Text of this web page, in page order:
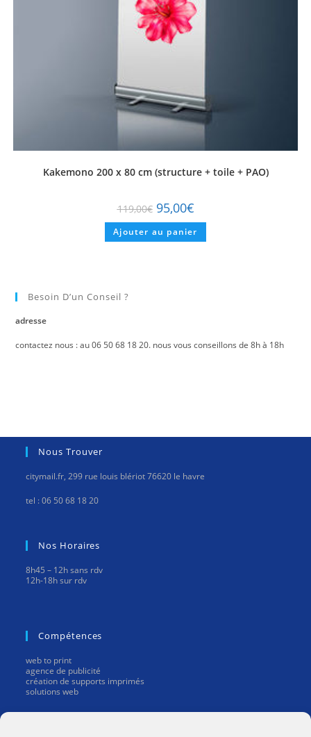
Kakemono 200 x 80 cm (structure + toile + PAO)
119,00€ 95,00€
Ajouter au panier
Besoin D’un Conseil ?
adresse
contactez nous : au 06 50 68 18 20. nous vous conseillons de 8h à 18h
Nous Trouver
citymail.fr, 299 rue louis blériot 76620 le havre
tel : 06 50 68 18 20
Nos Horaires
8h45 – 12h sans rdv
12h-18h sur rdv
Compétences
web to print
agence de publicité
création de supports imprimés
solutions web